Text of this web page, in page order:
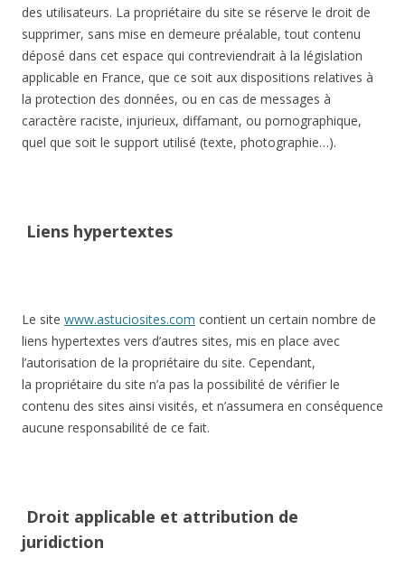
des utilisateurs. La propriétaire du site se réserve le droit de
supprimer, sans mise en demeure préalable, tout contenu
déposé dans cet espace qui contreviendrait à la législation
applicable en France, que ce soit aux dispositions relatives à
la protection des données, ou en cas de messages à
caractère raciste, injurieux, diffamant, ou pornographique,
quel que soit le support utilisé (texte, photographie…).
Liens hypertextes
Le site www.astuciosites.com contient un certain nombre de
liens hypertextes vers d’autres sites, mis en place avec
l’autorisation de la propriétaire du site. Cependant,
la propriétaire du site n’a pas la possibilité de vérifier le
contenu des sites ainsi visités, et n’assumera en conséquence
aucune responsabilité de ce fait.
Droit applicable et attribution de
juridiction